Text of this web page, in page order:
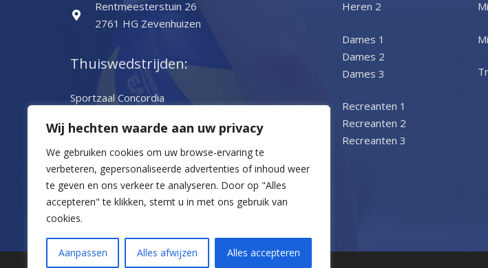
Wij hechten waarde aan uw privacy
We gebruiken cookies om uw browse-ervaring te
verbeteren, gepersonaliseerde advertenties of inhoud weer
te geven en ons verkeer te analyseren. Door op "Alles
accepteren" te klikken, stemt u in met ons gebruik van
cookies.
Aanpassen Alles afwijzen Alles accepteren
Rentmeesterstuin 26
2761 HG Zevenhuizen
Thuiswedstrijden:
Sportzaal Concordia
2851 VV Haastrecht
0182-502202
Heren 2
Dames 1
Dames 2
Dames 3
Recreanten 1
Recreanten 2
Recreanten 3